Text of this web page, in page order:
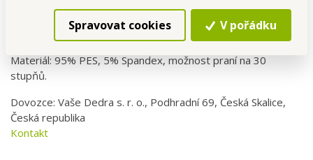
Spravovat cookies V pořádku
TUBUSOVÝ TVAR PRO POHODLNÉ NOŠENÍ. Univerzální
velikost (průměr 45 - 70 cm, délka cca 50 cm).
Materiál: 95% PES, 5% Spandex, možnost praní na 30
stupňů.
Dovozce: Vaše Dedra s. r. o., Podhradní 69, Česká Skalice,
Česká republika
Kontakt